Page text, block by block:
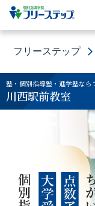
フリーステップ
塾・個別指導塾・進学塾なら
川西駅前教室